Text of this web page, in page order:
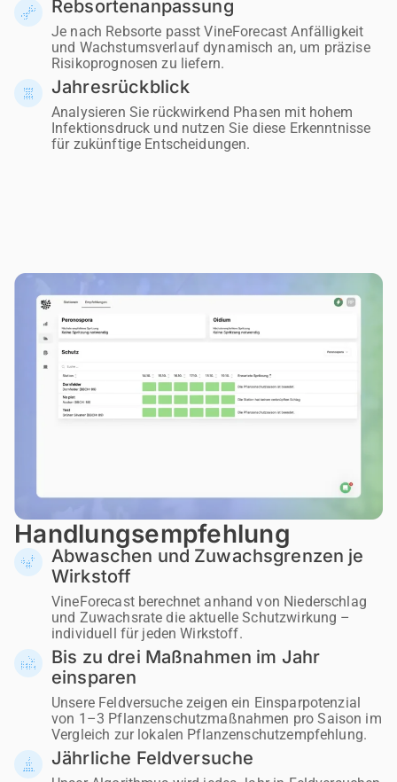
Rebsortenanpassung
Je nach Rebsorte passt VineForecast Anfälligkeit
und Wachstumsverlauf dynamisch an, um präzise
Risikoprognosen zu liefern.
Jahresrückblick
Analysieren Sie rückwirkend Phasen mit hohem
Infektionsdruck und nutzen Sie diese Erkenntnisse
für zukünftige Entscheidungen.
Handlungsempfehlung
Abwaschen und Zuwachsgrenzen je
Wirkstoff
VineForecast berechnet anhand von Niederschlag
und Zuwachsrate die aktuelle Schutzwirkung –
individuell für jeden Wirkstoff.
Bis zu drei Maßnahmen im Jahr
einsparen
Unsere Feldversuche zeigen ein Einsparpotenzial
von 1–3 Pflanzenschutzmaßnahmen pro Saison im
Vergleich zur lokalen Pflanzenschutzempfehlung.
Jährliche Feldversuche